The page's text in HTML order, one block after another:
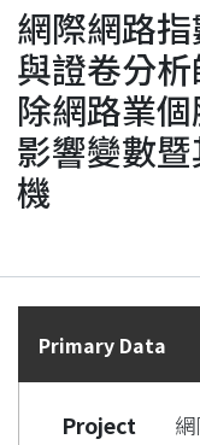
Fundings &
Researchers
Organizations
Statistics
網際網路
與證卷分
除網路業
影響變數
機
Primary Data
Project